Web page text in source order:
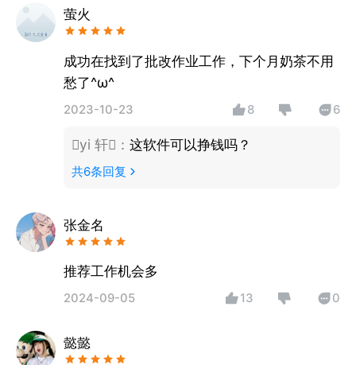
萤火
成功在找到了批改作业工作，下个月奶茶不用
愁了^ω^
2023-10-23 8 6
yi 轩 ： 这软件可以挣钱吗？
共6条回复
张金名
推荐工作机会多
2024-09-05 13 0
懿懿